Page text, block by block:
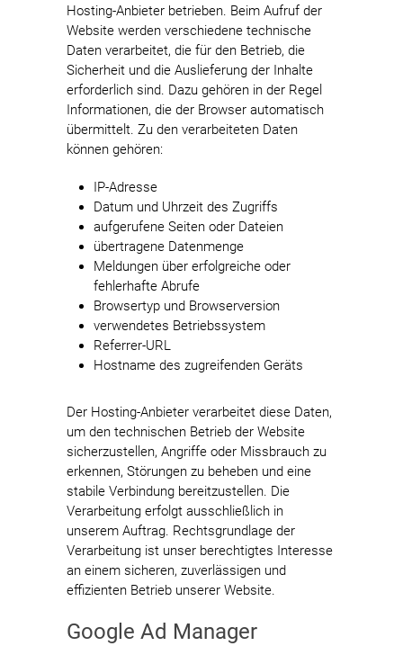
Hosting-Anbieter betrieben. Beim Aufruf der
Website werden verschiedene technische
Daten verarbeitet, die für den Betrieb, die
Sicherheit und die Auslieferung der Inhalte
erforderlich sind. Dazu gehören in der Regel
Informationen, die der Browser automatisch
übermittelt. Zu den verarbeiteten Daten
können gehören:
IP-Adresse
Datum und Uhrzeit des Zugriffs
aufgerufene Seiten oder Dateien
übertragene Datenmenge
Meldungen über erfolgreiche oder
fehlerhafte Abrufe
Browsertyp und Browserversion
verwendetes Betriebssystem
Referrer-URL
Hostname des zugreifenden Geräts
Der Hosting-Anbieter verarbeitet diese Daten,
um den technischen Betrieb der Website
sicherzustellen, Angriffe oder Missbrauch zu
erkennen, Störungen zu beheben und eine
stabile Verbindung bereitzustellen. Die
Verarbeitung erfolgt ausschließlich in
unserem Auftrag. Rechtsgrundlage der
Verarbeitung ist unser berechtigtes Interesse
an einem sicheren, zuverlässigen und
effizienten Betrieb unserer Website.
Google Ad Manager